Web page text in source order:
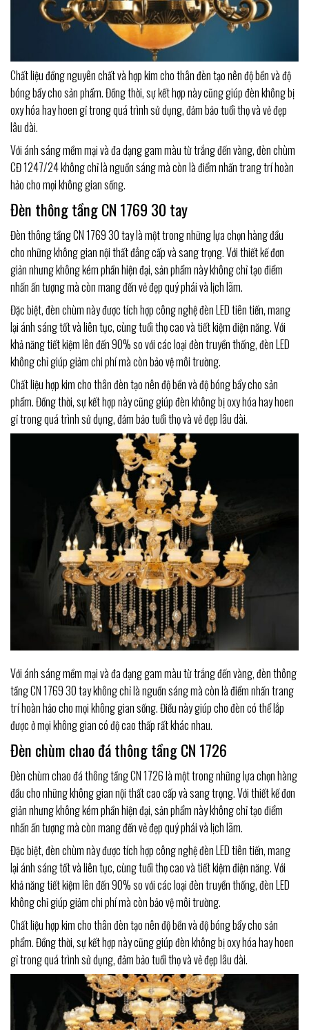
Chất liệu đồng nguyên chất và hợp kim cho thân đèn tạo nên độ bền và độ
bóng bẩy cho sản phẩm. Đồng thời, sự kết hợp này cũng giúp đèn không bị
oxy hóa hay hoen gỉ trong quá trình sử dụng, đảm bảo tuổi thọ và vẻ đẹp
lâu dài.
Với ánh sáng mềm mại và đa dạng gam màu từ trắng đến vàng, đèn chùm
CĐ 1247/24 không chỉ là nguồn sáng mà còn là điểm nhấn trang trí hoàn
hảo cho mọi không gian sống.
Đèn thông tầng CN 1769 30 tay
Đèn thông tầng CN 1769 30 tay là một trong những lựa chọn hàng đầu
cho những không gian nội thất đẳng cấp và sang trọng. Với thiết kế đơn
giản nhưng không kém phần hiện đại, sản phẩm này không chỉ tạo điểm
nhấn ấn tượng mà còn mang đến vẻ đẹp quý phái và lịch lãm.
Đặc biệt, đèn chùm này được tích hợp công nghệ đèn LED tiên tiến, mang
lại ánh sáng tốt và liên tục, cùng tuổi thọ cao và tiết kiệm điện năng. Với
khả năng tiết kiệm lên đến 90% so với các loại đèn truyền thống, đèn LED
không chỉ giúp giảm chi phí mà còn bảo vệ môi trường.
Chất liệu hợp kim cho thân đèn tạo nên độ bền và độ bóng bẩy cho sản
phẩm. Đồng thời, sự kết hợp này cũng giúp đèn không bị oxy hóa hay hoen
gỉ trong quá trình sử dụng, đảm bảo tuổi thọ và vẻ đẹp lâu dài.
Với ánh sáng mềm mại và đa dạng gam màu từ trắng đến vàng, đèn thông
tầng CN 1769 30 tay không chỉ là nguồn sáng mà còn là điểm nhấn trang
trí hoàn hảo cho mọi không gian sống. Điều này giúp cho đèn có thể lắp
được ở mọi không gian có độ cao thấp rất khác nhau.
Đèn chùm chao đá thông tầng CN 1726
Đèn chùm chao đá thông tầng CN 1726 là một trong những lựa chọn hàng
đầu cho những không gian nội thất cao cấp và sang trọng. Với thiết kế đơn
giản nhưng không kém phần hiện đại, sản phẩm này không chỉ tạo điểm
nhấn ấn tượng mà còn mang đến vẻ đẹp quý phái và lịch lãm.
Đặc biệt, đèn chùm này được tích hợp công nghệ đèn LED tiên tiến, mang
lại ánh sáng tốt và liên tục, cùng tuổi thọ cao và tiết kiệm điện năng. Với
khả năng tiết kiệm lên đến 90% so với các loại đèn truyền thống, đèn LED
không chỉ giúp giảm chi phí mà còn bảo vệ môi trường.
Chất liệu hợp kim cho thân đèn tạo nên độ bền và độ bóng bẩy cho sản
phẩm. Đồng thời, sự kết hợp này cũng giúp đèn không bị oxy hóa hay hoen
gỉ trong quá trình sử dụng, đảm bảo tuổi thọ và vẻ đẹp lâu dài.